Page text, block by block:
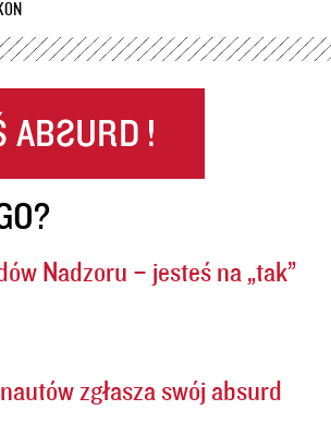
Nadzoru – jesteś na „tak”
zgłasza swój absurd